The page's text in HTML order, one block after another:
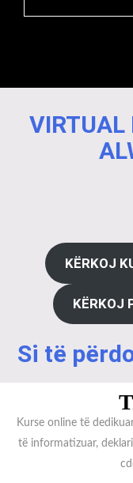
VIRTUAL
KËRKOJ
KËRKOJ
Si të
Kurse online të
të informatizuar,